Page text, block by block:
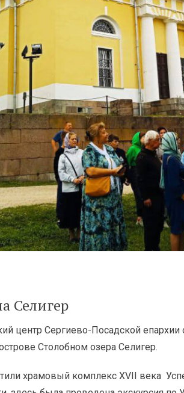
Селигер
центр Сергиево-Посадской
Столобном озера Селигер.
храмовый комплекс ХVII века